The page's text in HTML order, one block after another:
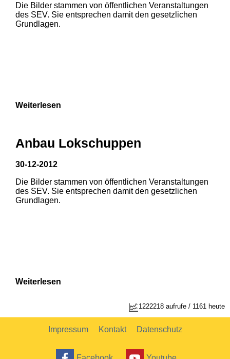
1 2
Die Bilder stammen von öffentlichen Veranstaltungen
des SEV. Sie entsprechen damit den gesetzlichen
Grundlagen.
Weiterlesen
Anbau Lokschuppen
30-12-2012
Die Bilder stammen von öffentlichen Veranstaltungen
des SEV. Sie entsprechen damit den gesetzlichen
Grundlagen.
Weiterlesen
1222218 aufrufe / 1161 heute
Impressum Kontakt Datenschutz